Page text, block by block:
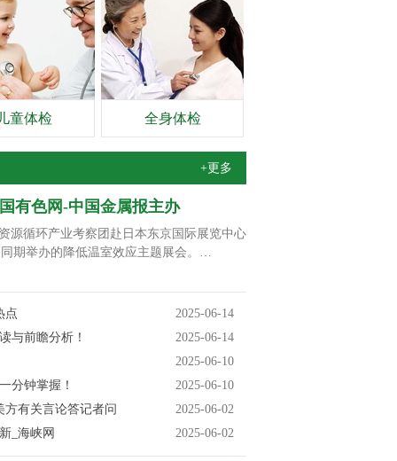
童体检 全身体检
+更多
有色网-中国金属报主办
循环产业考察团赴日本东京国际展览中心
同期举办的降低温室效应主题展会。…
点
2025-06-14
与前瞻分析！
2025-06-14
2025-06-10
分钟掌握！
2025-06-10
有关言论答记者问
2025-06-02
_海峡网
2025-06-02